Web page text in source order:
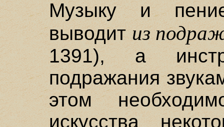
Музыку и
выводит из
1391), а
подражания
этом
искусства